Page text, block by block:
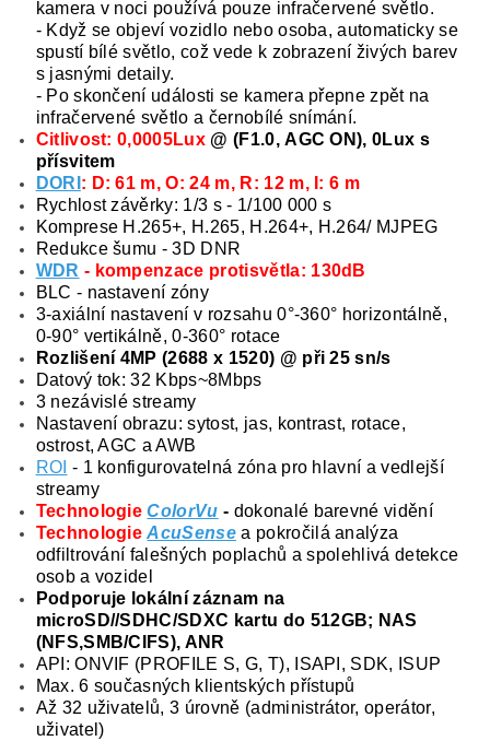
kamera v noci používá pouze infračervené světlo.
- Když se objeví vozidlo nebo osoba, automaticky se
spustí bílé světlo, což vede k zobrazení živých barev
s jasnými detaily.
- Po skončení události se kamera přepne zpět na
infračervené světlo a černobílé snímání.
Citlivost: 0,0005Lux @ (F1.0, AGC ON), 0Lux s
přísvitem
DORI : D: 61 m, O: 24 m, R: 12 m, I: 6 m
Rychlost závěrky: 1/3 s - 1/100 000 s
Komprese H.265+, H.265, H.264+, H.264/ MJPEG
Redukce šumu - 3D DNR
WDR - kompenzace protisvětla: 130dB
BLC - nastavení zóny
3-axiální nastavení v rozsahu 0°-360° horizontálně,
0-90° vertikálně, 0-360° rotace
Rozlišení 4MP (2688 x 1520) @ při 25 sn/s
Datový tok: 32 Kbps~8Mbps
3 nezávislé streamy
Nastavení obrazu: sytost, jas, kontrast, rotace,
ostrost, AGC a AWB
ROI - 1 konfigurovatelná zóna pro hlavní a vedlejší
streamy
TechnologieColorVu - dokonalé barevné vidění
TechnologieAcuSense a pokročilá analýza
odfiltrování falešných poplachů a spolehlivá detekce
osob a vozidel
Podporuje lokální záznam na
microSD//SDHC/SDXC kartu do 512GB; NAS
(NFS,SMB/CIFS), ANR
API: ONVIF (PROFILE S, G, T), ISAPI, SDK, ISUP
Max. 6 současných klientských přístupů
Až 32 uživatelů, 3 úrovně (administrátor, operátor,
uživatel)